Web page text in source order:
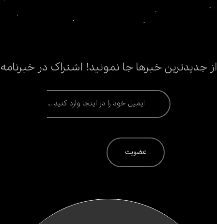
از جدیدترین خبرها جا نمونید! اشتراک در خبرنامه